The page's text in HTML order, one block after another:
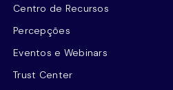
Centro de Recursos
Percepções
Eventos e Webinars
Trust Center